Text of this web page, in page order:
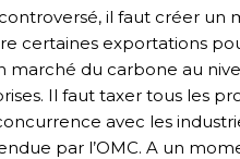
il faut créer un
certaines exportations
marché du carbone au
Il faut taxer tous les
avec les
par l’OMC. A un